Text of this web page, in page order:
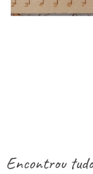
Encontrou